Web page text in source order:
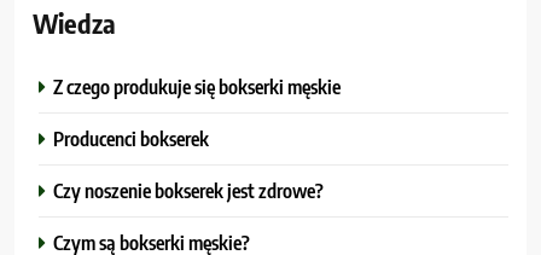
Wiedza
Z czego produkuje się bokserki męskie
Producenci bokserek
Czy noszenie bokserek jest zdrowe?
Czym są bokserki męskie?